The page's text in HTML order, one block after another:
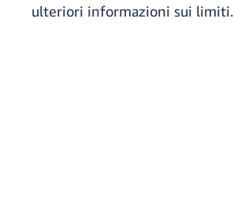
ulteriori informazioni sui limiti.